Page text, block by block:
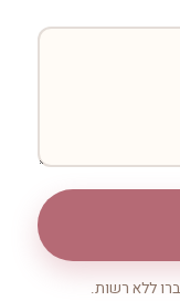
ללא רשות.